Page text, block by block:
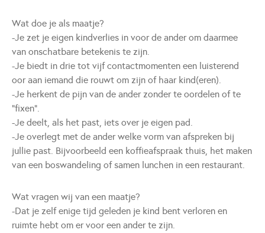
Wat doe je als maatje?
-Je zet je eigen kindverlies in voor de ander om daarmee
van onschatbare betekenis te zijn.
-Je biedt in drie tot vijf contactmomenten een luisterend
oor aan iemand die rouwt om zijn of haar kind(eren).
-Je herkent de pijn van de ander zonder te oordelen of te
“fixen”.
-Je deelt, als het past, iets over je eigen pad.
-Je overlegt met de ander welke vorm van afspreken bij
jullie past. Bijvoorbeeld een koffieafspraak thuis, het maken
van een boswandeling of samen lunchen in een restaurant.
Wat vragen wij van een maatje?
-Dat je zelf enige tijd geleden je kind bent verloren en
ruimte hebt om er voor een ander te zijn.